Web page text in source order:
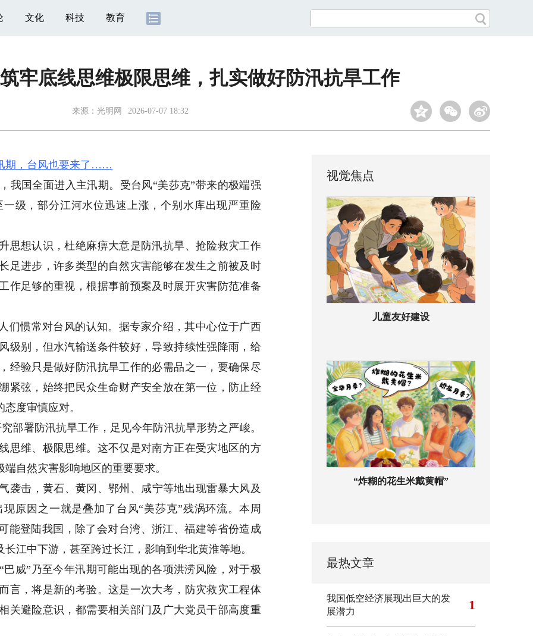
文化 科技 教育
牢底线思维极限思维，扎实做好防汛抗旱工作
来源： 光明网 2026-07-07 18:32
期，台风也要来了……
我国全面进入主汛期。受台风“美莎克”带来的极端强
级，部分江河水位迅速上涨，个别水库出现严重险
想认识，杜绝麻痹大意是防汛抗旱、抢险救灾工作
足进步，许多类型的自然灾害能够在发生之前被及时
作足够的重视，根据事前预案及时展开灾害防范准备
惯常对台风的认知。据专家介绍，其中心位于广西
级别，但水汽输送条件较好，导致持续性强降雨，给
经验只是做好防汛抗旱工作的必需品之一，要确保尽
紧弦，始终把民众生命财产安全放在第一位，防止经
度审慎应对。
署防汛抗旱工作，足见今年防汛抗旱形势之严峻。
思维、极限思维。这不仅是对南方正在受灾地区的方
自然灾害影响地区的重要要求。
击，黄石、黄冈、鄂州、咸宁等地出现雷暴大风及
原因之一就是叠加了台风“美莎克”残涡环流。本周
能登陆我国，除了会对台湾、浙江、福建等省份造成
江中下游，甚至跨过长江，影响到华北黄淮等地。
”乃至今年汛期可能出现的各项洪涝风险，对于极
言，将是新的考验。这是一次大考，防灾救灾工程体
关避险意识，都需要相关部门及广大党员干部高度重
视觉焦点
儿童友好建设
“炸糊的花生米戴黄帽”
最热文章
我国低空经济展现出巨大的发
展潜力
1